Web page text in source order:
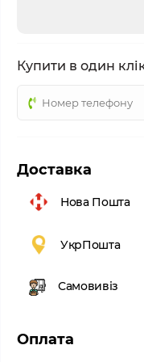
Купити в один
Доставка
Нова Пошта
УкрПошта
Самовивіз
Оплата